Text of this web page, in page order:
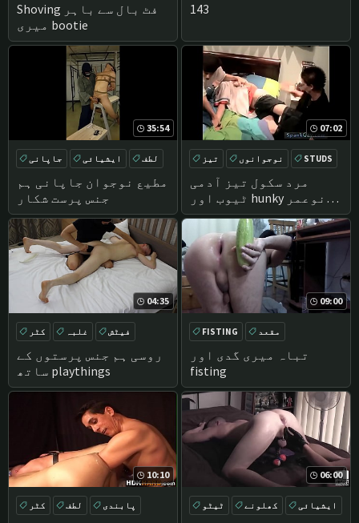
Shoving فٹ بال سے باہر
میری bootie
143
35:54
مطیع نوجوان جاپانی ہم
جنس پرست شکار
جاپانی ایشیائی لطف
07:02
مرد سکول تیز آدمی
ٹیوب اور hunky نوعمر
studs spanked ہو رہی ہے
تیز نوجوانوں
STUDS
TWINKS
04:35
روسی ہم جنس پرستوں کے
ساتھ playthings
کٹر غلبہ
فیٹش
پٹھوں
09:00
تباہ میری گدی اور
fisting
FISTING
مقعد
نوجوانوں
10:10
کٹر لطف
پابندی
06:00
ٹیٹو کھلونے
ایشیائی